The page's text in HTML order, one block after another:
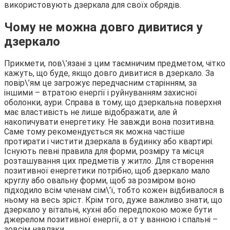
використовують дзеркала для своїх обрядів.
Чому не можна довго дивитися у
дзеркало
Прикмети, пов\’язані з цим таємничим предметом, чітко
кажуть, що буде, якщо довго дивитися в дзеркало. За
повір\’ям це загрожує передчасним старінням, за
іншими – втратою енергії і руйнуванням захисної
оболонки, аури. Справа в тому, що дзеркальна поверхня
має властивість не лише відображати, але й
накопичувати енергетику. Не завжди вона позитивна.
Саме тому рекомендується як можна частіше
протирати і чистити дзеркала в будинку або квартирі.
Існують певні правила для форми, розміру та місця
розташування цих предметів у житло. Для створення
позитивної енергетики потрібно, щоб дзеркало мало
круглу або овальну форми, щоб за розміром воно
підходило всім членам сім\’ї, тобто кожен відбивалося в
ньому на весь зріст. Крім того, дуже важливо знати, що
дзеркало у вітальні, кухні або передпокою може бути
джерелом позитивної енергії, а от у ванною і спальні –